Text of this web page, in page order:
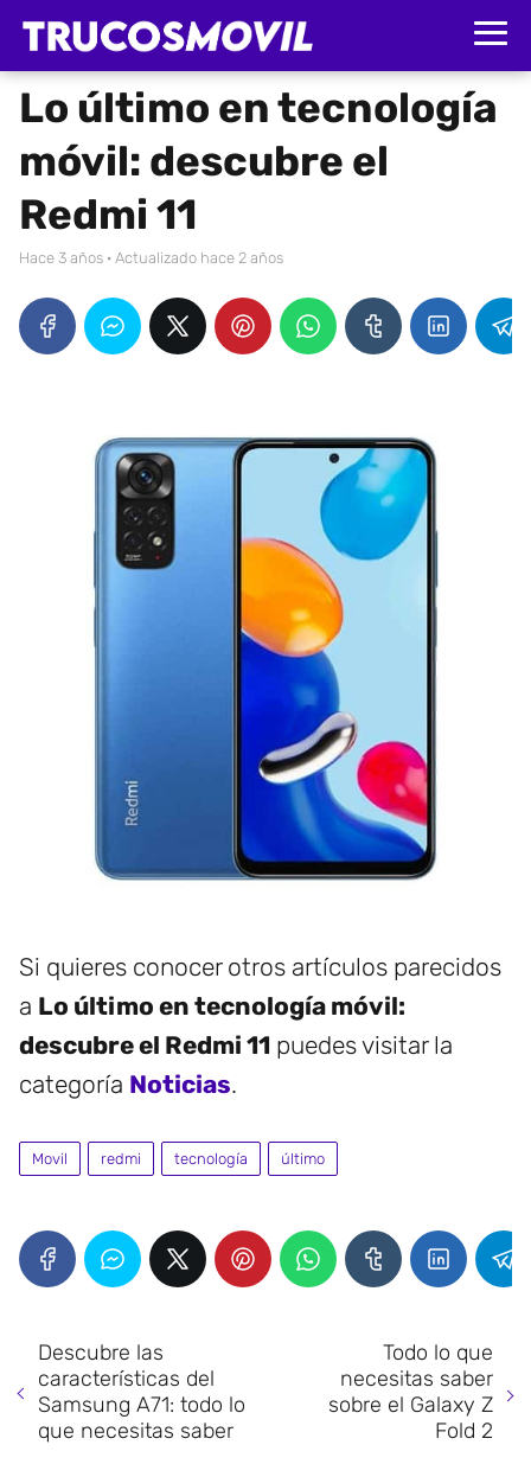
Lo último en tecnología
móvil: descubre el
Redmi 11
hace 3 años · Actualizado hace 2 años
Si quieres conocer otros artículos parecidos
a Lo último en tecnología móvil:
descubre el Redmi 11 puedes visitar la
categoría Noticias.
Movil redmi tecnología último
Descubre las
características del
Samsung A71: todo lo
que necesitas saber
Todo lo que
necesitas saber
sobre el Galaxy Z
Fold 2